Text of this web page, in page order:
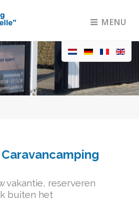
MENU
vakantie, reserveren
buiten het